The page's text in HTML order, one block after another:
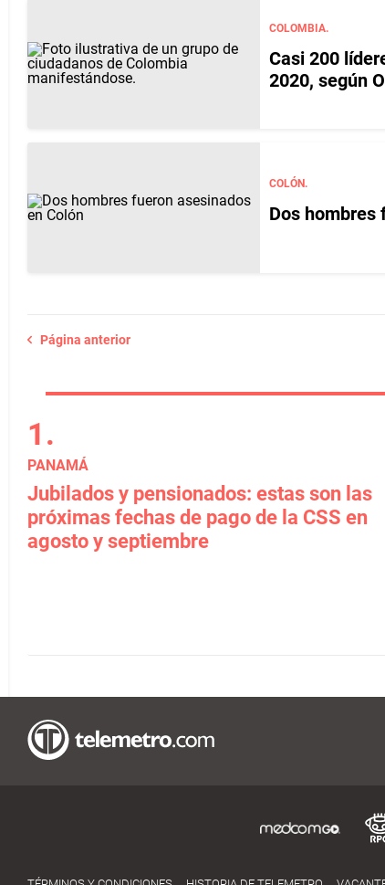
COLOMBIA.
Casi 200
2020, según
COLÓN.
Dos hombres
Página anterior
PANAMÁ
Jubilados y pensionados: estas son las
próximas fechas de pago de la CSS en
agosto y septiembre